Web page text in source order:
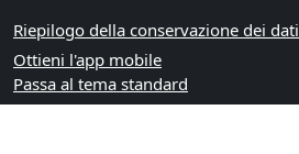
Riepilogo della conservazione dei dati
Ottieni l'app mobile
Passa al tema standard